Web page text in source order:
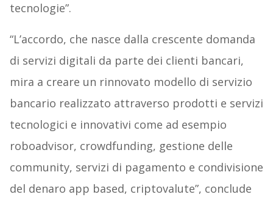
tecnologie”.
“L’accordo, che nasce dalla crescente domanda
di servizi digitali da parte dei clienti bancari,
mira a creare un rinnovato modello di servizio
bancario realizzato attraverso prodotti e servizi
tecnologici e innovativi come ad esempio
roboadvisor, crowdfunding, gestione delle
community, servizi di pagamento e condivisione
del denaro app based, criptovalute”, conclude